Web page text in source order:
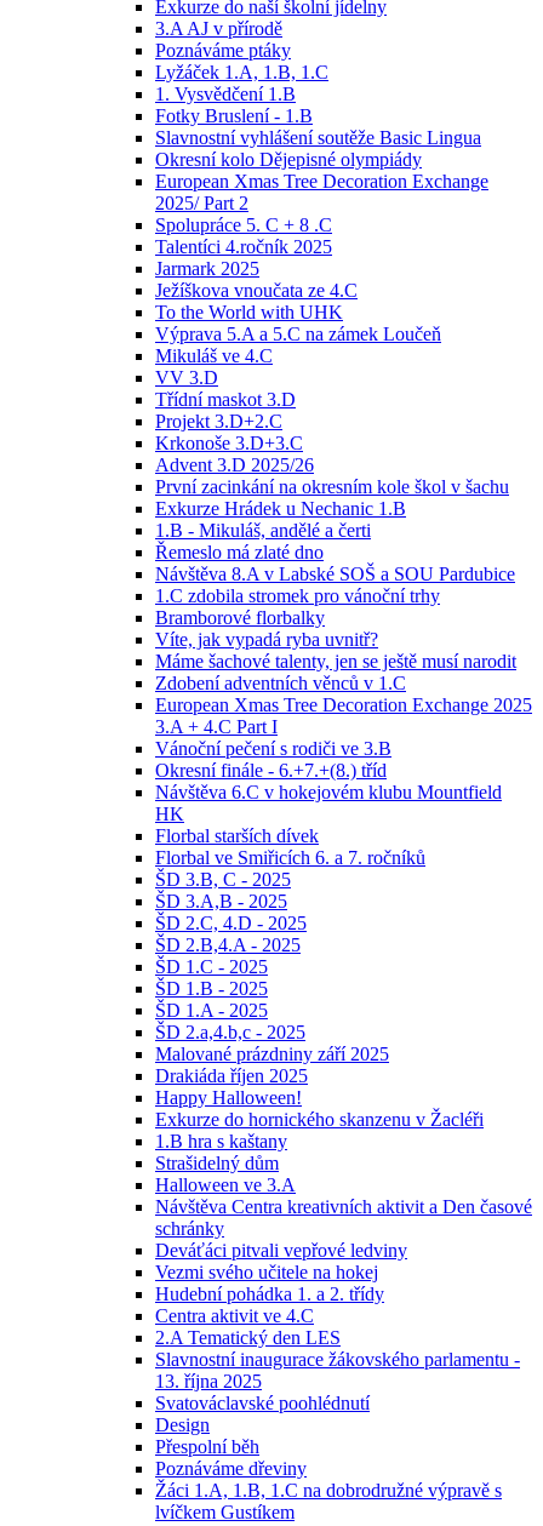
Exkurze do naší školní jídelny
3.A AJ v přírodě
Poznáváme ptáky
Lyžáček 1.A, 1.B, 1.C
1. Vysvědčení 1.B
Fotky Bruslení - 1.B
Slavnostní vyhlášení soutěže Basic Lingua
Okresní kolo Dějepisné olympiády
European Xmas Tree Decoration Exchange
2025/ Part 2
Spolupráce 5. C + 8 .C
Talentíci 4.ročník 2025
Jarmark 2025
Ježíškova vnoučata ze 4.C
To the World with UHK
Výprava 5.A a 5.C na zámek Loučeň
Mikuláš ve 4.C
VV 3.D
Třídní maskot 3.D
Projekt 3.D+2.C
Krkonoše 3.D+3.C
Advent 3.D 2025/26
První zacinkání na okresním kole škol v šachu
Exkurze Hrádek u Nechanic 1.B
1.B - Mikuláš, andělé a čerti
Řemeslo má zlaté dno
Návštěva 8.A v Labské SOŠ a SOU Pardubice
1.C zdobila stromek pro vánoční trhy
Bramborové florbalky
Víte, jak vypadá ryba uvnitř?
Máme šachové talenty, jen se ještě musí narodit
Zdobení adventních věnců v 1.C
European Xmas Tree Decoration Exchange 2025
3.A + 4.C Part I
Vánoční pečení s rodiči ve 3.B
Okresní finále - 6.+7.+(8.) tříd
Návštěva 6.C v hokejovém klubu Mountfield
HK
Florbal starších dívek
Florbal ve Smiřicích 6. a 7. ročníků
ŠD 3.B, C - 2025
ŠD 3.A,B - 2025
ŠD 2.C, 4.D - 2025
ŠD 2.B,4.A - 2025
ŠD 1.C - 2025
ŠD 1.B - 2025
ŠD 1.A - 2025
ŠD 2.a,4.b,c - 2025
Malované prázdniny září 2025
Drakiáda říjen 2025
Happy Halloween!
Exkurze do hornického skanzenu v Žacléři
1.B hra s kaštany
Strašidelný dům
Halloween ve 3.A
Návštěva Centra kreativních aktivit a Den časové
schránky
Deváťáci pitvali vepřové ledviny
Vezmi svého učitele na hokej
Hudební pohádka 1. a 2. třídy
Centra aktivit ve 4.C
2.A Tematický den LES
Slavnostní inaugurace žákovského parlamentu -
13. října 2025
Svatováclavské poohlédnutí
Design
Přespolní běh
Poznáváme dřeviny
Žáci 1.A, 1.B, 1.C na dobrodružné výpravě s
lvíčkem Gustíkem